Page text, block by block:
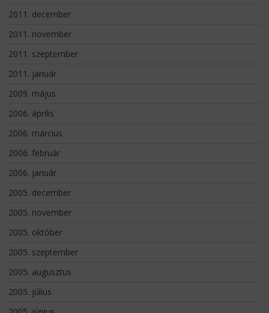
2011. december
2011. november
2011. szeptember
2011. január
2009. május
2006. április
2006. március
2006. február
2006. január
2005. december
2005. november
2005. október
2005. szeptember
2005. augusztus
2005. július